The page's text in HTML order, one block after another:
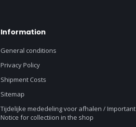
Information
General conditions
Privacy Policy
Shipment Costs
Sitemap
Tijdelijke mededeling voor afhalen / Important
Notice for collectiion in the shop